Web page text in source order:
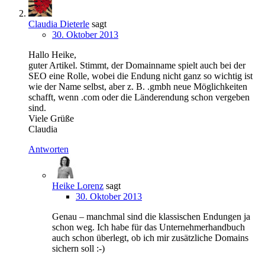
Claudia Dieterle sagt
30. Oktober 2013
Hallo Heike,
guter Artikel. Stimmt, der Domainname spielt auch bei der
SEO eine Rolle, wobei die Endung nicht ganz so wichtig ist
wie der Name selbst, aber z. B. .gmbh neue Möglichkeiten
schafft, wenn .com oder die Länderendung schon vergeben
sind.
Viele Grüße
Claudia
Antworten
Heike Lorenz sagt
30. Oktober 2013
Genau – manchmal sind die klassischen Endungen ja
schon weg. Ich habe für das Unternehmerhandbuch
auch schon überlegt, ob ich mir zusätzliche Domains
sichern soll :-)